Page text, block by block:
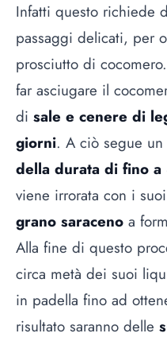
Infatti questo richiede
passaggi delicati, per
prosciutto di
far asciugare il
di sale e cenere di
giorni. A ciò segue
della durata di fino
viene irrorata con i
grano saraceno a
Alla fine di questo
circa metà dei suoi
in padella fino ad
risultato saranno delle